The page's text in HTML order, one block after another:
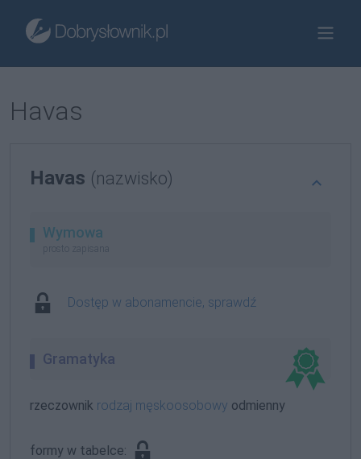
Havas
Havas (nazwisko)
Wymowa
prosto zapisana
Dostęp w abonamencie, sprawdź
Gramatyka
rzeczownik rodzaj męskoosobowy odmienny
formy w tabelce: